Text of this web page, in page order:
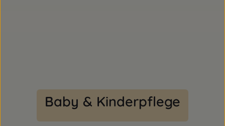
Baby & Kinderpflege